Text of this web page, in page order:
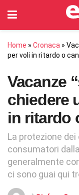
Home » Cronaca »
per voli in ritardo o
Vacanze
chiedere
in ritardo
La protezione
consumatori
generalmente
ci sono guai qui